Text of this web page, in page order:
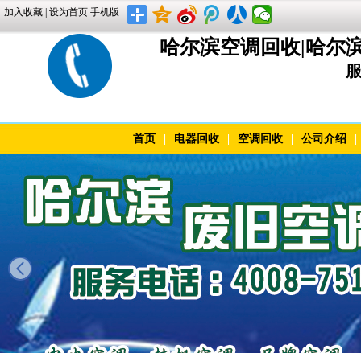
加入收藏 设为首页 手机版
哈尔滨空调回收|哈尔
首页 电器回收 空调回收 公司介绍